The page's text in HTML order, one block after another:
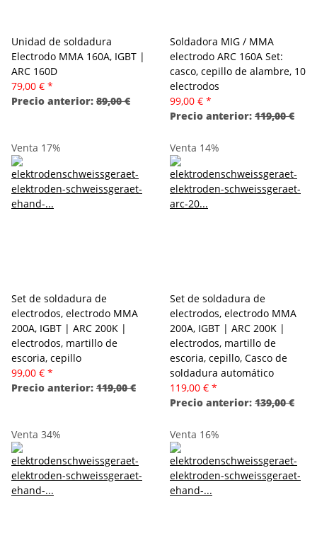
Unidad de soldadura
Electrodo MMA 160A, IGBT |
ARC 160D
79,00 € *
Precio anterior: 89,00 €
Soldadora MIG / MMA
electrodo ARC 160A Set:
casco, cepillo de alambre, 10
electrodos
99,00 € *
Precio anterior: 119,00 €
Venta 17%
Set de soldadura de
electrodos, electrodo MMA
200A, IGBT | ARC 200K |
electrodos, martillo de
escoria, cepillo
99,00 € *
Precio anterior: 119,00 €
Venta 14%
Set de soldadura de
electrodos, electrodo MMA
200A, IGBT | ARC 200K |
electrodos, martillo de
escoria, cepillo, Casco de
soldadura automático
119,00 € *
Precio anterior: 139,00 €
Venta 34% Venta 16%